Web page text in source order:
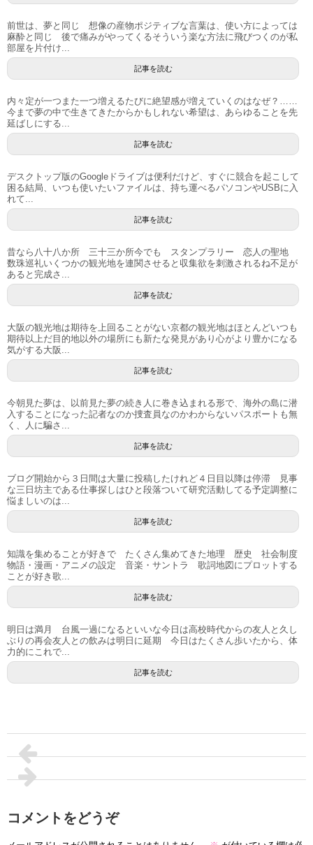
前世は、夢と同じ 想像の産物ポジティブな言葉は、使い方によっては
麻酔と同じ 後で痛みがやってくるそういう楽な方法に飛びつくのが私
部屋を片付け...
記事を読む
内々定が一つまた一つ増えるたびに絶望感が増えていくのはなぜ？……
今まで夢の中で生きてきたからかもしれない希望は、あらゆることを先
延ばしにする...
記事を読む
デスクトップ版のGoogleドライブは便利だけど、すぐに競合を起こして
困る結局、いつも使いたいファイルは、持ち運べるパソコンやUSBに入
れて...
記事を読む
昔なら八十八か所 三十三か所今でも スタンプラリー 恋人の聖地
数珠巡礼いくつかの観光地を連関させると収集欲を刺激されるね不足が
あると完成さ...
記事を読む
大阪の観光地は期待を上回ることがない京都の観光地はほとんどいつも
期待以上だ目的地以外の場所にも新たな発見があり心がより豊かになる
気がする大阪...
記事を読む
今朝見た夢は、以前見た夢の続き人に巻き込まれる形で、海外の島に潜
入することになった記者なのか捜査員なのかわからないパスポートも無
く、人に騙さ...
記事を読む
ブログ開始から３日間は大量に投稿したけれど４日目以降は停滞 見事
な三日坊主である仕事探しはひと段落ついて研究活動してる予定調整に
悩ましいのは...
記事を読む
知識を集めることが好きで たくさん集めてきた地理 歴史 社会制度
物語・漫画・アニメの設定 音楽・サントラ 歌詞地図にプロットする
ことが好き歌...
記事を読む
明日は満月 台風一過になるといいな今日は高校時代からの友人と久し
ぶりの再会友人との飲みは明日に延期 今日はたくさん歩いたから、体
力的にこれで...
記事を読む
コメントをどうぞ